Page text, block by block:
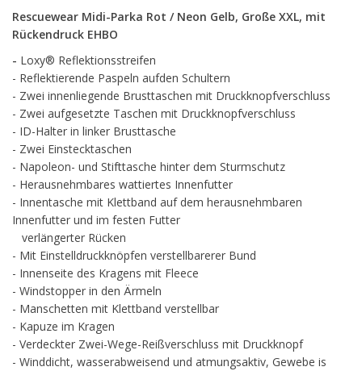
Rescuewear Midi-Parka Rot / Neon Gelb, Große XXL, mit
Rückendruck EHBO
- Loxy® Reflektionsstreifen
- Reflektierende Paspeln aufden Schultern
- Zwei innenliegende Brusttaschen mit Druckknopfverschluss
- Zwei aufgesetzte Taschen mit Druckknopfverschluss
- ID-Halter in linker Brusttasche
- Zwei Einstecktaschen
- Napoleon- und Stifttasche hinter dem Sturmschutz
- Herausnehmbares wattiertes Innenfutter
- Innentasche mit Klettband auf dem herausnehmbaren
Innenfutter und im festen Futter
verlängerter Rücken
- Mit Einstelldruckknöpfen verstellbarerer Bund
- Innenseite des Kragens mit Fleece
- Windstopper in den Ärmeln
- Manschetten mit Klettband verstellbar
- Kapuze im Kragen
- Verdeckter Zwei-Wege-Reißverschluss mit Druckknopf
- Winddicht, wasserabweisend und atmungsaktiv, Gewebe is